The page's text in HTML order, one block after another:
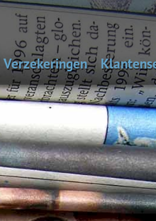
Verzekeringen
Uitvaartverzekering
Autoverzekering
Woonhuisverzekering
Inboedelverzekering
Bepaal